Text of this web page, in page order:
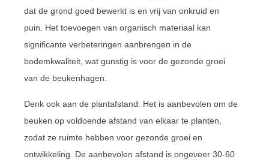
dat de grond goed bewerkt is en vrij van onkruid en
puin. Het toevoegen van organisch materiaal kan
significante verbeteringen aanbrengen in de
bodemkwaliteit, wat gunstig is voor de gezonde groei
van de beukenhagen.
Denk ook aan de plantafstand. Het is aanbevolen om de
beuken op voldoende afstand van elkaar te planten,
zodat ze ruimte hebben voor gezonde groei en
ontwikkeling. De aanbevolen afstand is ongeveer 30-60